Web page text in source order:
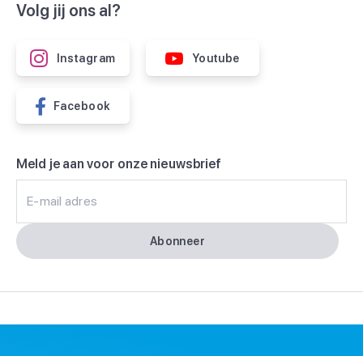
Volg jij ons al?
Instagram Youtube
Facebook
Meld je aan voor onze nieuwsbrief
E-mail adres
Abonneer